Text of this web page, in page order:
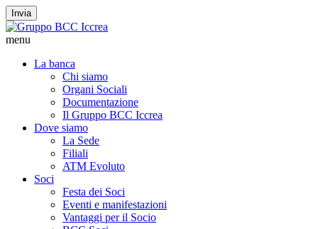
Invia
menu
La banca
Chi siamo
Organi Sociali
Documentazione
Il Gruppo BCC Iccrea
Dove siamo
La Sede
Filiali
ATM Evoluto
Soci
Festa dei Soci
Eventi e manifestazioni
Vantaggi per il Socio